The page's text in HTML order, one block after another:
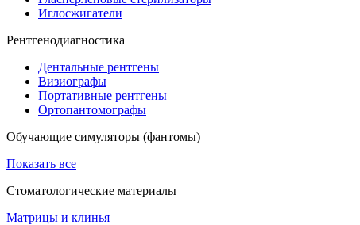
Иглосжигатели
Рентгенодиагностика
Дентальные рентгены
Визиографы
Портативные рентгены
Ортопантомографы
Обучающие симуляторы (фантомы)
Показать все
Стоматологические материалы
Матрицы и клинья